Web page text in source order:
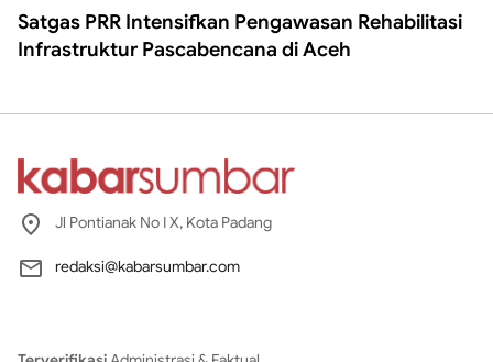
Satgas PRR Intensifkan Pengawasan Rehabilitasi
Infrastruktur Pascabencana di Aceh
Jl Pontianak No I X, Kota Padang
redaksi@kabarsumbar.com